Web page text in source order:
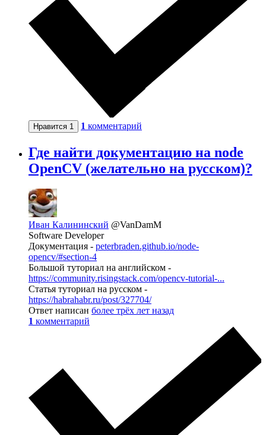
Нравится 1 1 комментарий
Где найти документацию на node
OpenCV (желательно на русском)?
Иван Калининский @VanDamM
Software Developer
Документация - peterbraden.github.io/node-
opencv/#section-4
Большой туториал на английском -
https://community.risingstack.com/opencv-tutorial-...
Статья туториал на русском -
https://habrahabr.ru/post/327704/
Ответ написан более трёх лет назад
1 комментарий